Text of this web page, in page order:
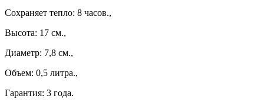
Сохраняет тепло: 8 часов.,
Высота: 17 см.,
Диаметр: 7,8 см.,
Объем: 0,5 литра.,
Гарантия: 3 года.